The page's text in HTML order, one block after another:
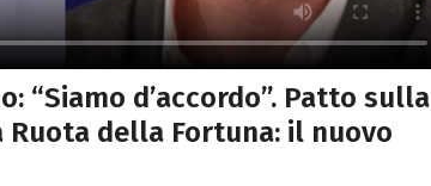
“Siamo d’accordo”. Patto sulla
Ruota della Fortuna: il nuovo